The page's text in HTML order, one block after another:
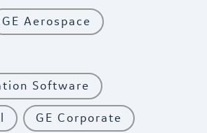
GE Aerospace
Software
GE Corporate